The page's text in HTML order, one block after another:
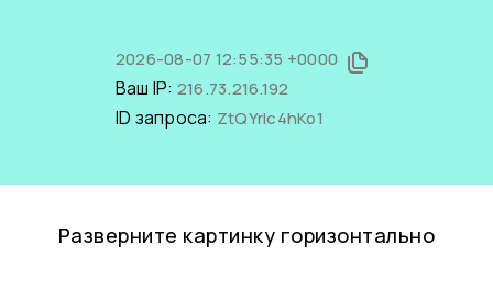
2026-08-07 12:55:35 +0000
Ваш IP: 216.73.216.192
ID запроса: ZtQYrIc4hKo1
Разверните картинку горизонтально